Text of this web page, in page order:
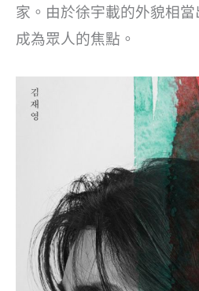
家。由於徐宇載的外貌相
成為眾人的焦點。